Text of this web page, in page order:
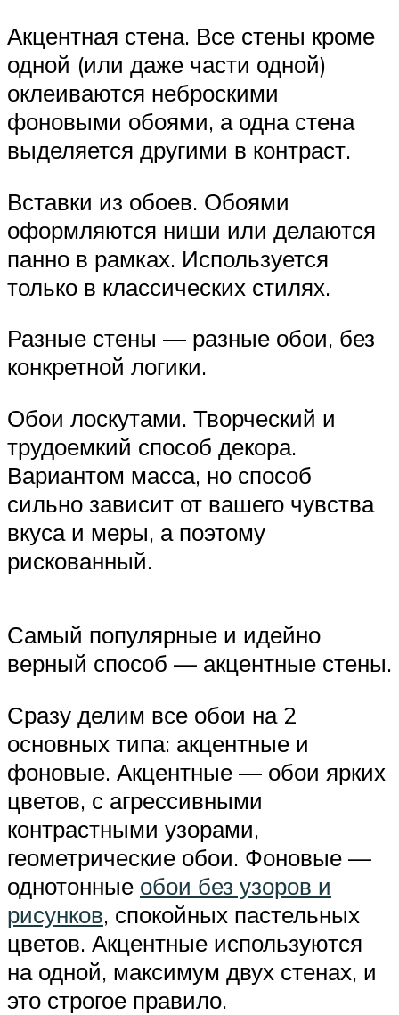
Акцентная стена. Все стены кроме
одной (или даже части одной)
оклеиваются неброскими
фоновыми обоями, а одна стена
выделяется другими в контраст.
Вставки из обоев. Обоями
оформляются ниши или делаются
панно в рамках. Используется
только в классических стилях.
Разные стены — разные обои, без
конкретной логики.
Обои лоскутами. Творческий и
трудоемкий способ декора.
Вариантом масса, но способ
сильно зависит от вашего чувства
вкуса и меры, а поэтому
рискованный.
Самый популярные и идейно
верный способ — акцентные стены.
Сразу делим все обои на 2
основных типа: акцентные и
фоновые. Акцентные — обои ярких
цветов, с агрессивными
контрастными узорами,
геометрические обои. Фоновые —
однотонные обои без узоров и
рисунков, спокойных пастельных
цветов. Акцентные используются
на одной, максимум двух стенах, и
это строгое правило.